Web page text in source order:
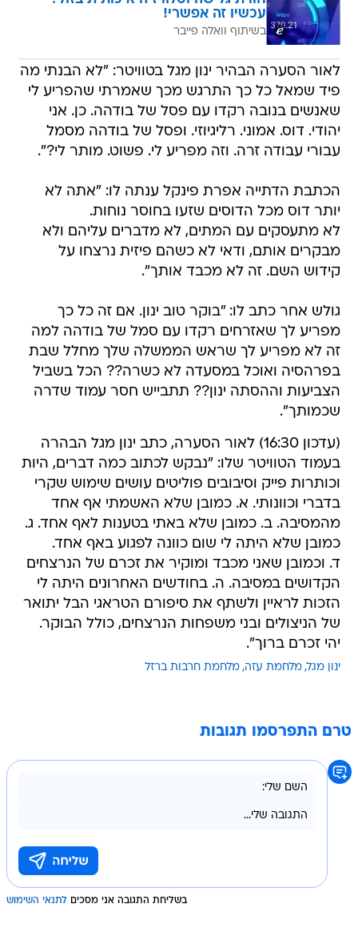
עכשיו זה אפשרי!
בשיתוף וואלה פייבר
לאור הסערה הבהיר ינון מגל בטוויטר: "לא הבנתי מה
פיד שמאל כל כך התרגש מכך שאמרתי שהפריע לי
שאנשים בנובה רקדו עם פסל של בודהה. כן. אני
יהודי. דוס. אמוני. רליגיוזי. ופסל של בודהה מסמל
עבורי עבודה זרה. וזה מפריע לי. פשוט. מותר לי?".
הכתבת הדתייה אפרת פינקל ענתה לו: "אתה לא
יותר דוס מכל הדוסים שזעו בחוסר נוחות.
לא מתעסקים עם המתים, לא מדברים עליהם ולא
מבקרים אותם, ודאי לא כשהם פיזית נרצחו על
קידוש השם. זה לא מכבד אותך".
גולש אחר כתב לו: "בוקר טוב ינון. אם זה כל כך
מפריע לך שאזרחים רקדו עם סמל של בודהה למה
זה לא מפריע לך שראש הממשלה שלך מחלל שבת
בפרהסיה ואוכל במסעדה לא כשרה?? הכל בשביל
הצביעות וההסתה ינון?? תתבייש חסר עמוד שדרה
שכמותך".
(עדכון 16:30) לאור הסערה, כתב ינון מגל הבהרה
בעמוד הטוויטר שלו: "נבקש לכתוב כמה דברים, היות
וכותרות פייק וסיבובים פוליטים עושים שימוש שקרי
בדברי וכוונותי. א. כמובן שלא האשמתי אף אחד
מהמסיבה. ב. כמובן שלא באתי בטענות לאף אחד. ג.
כמובן שלא היתה לי שום כוונה לפגוע באף אחד.
ד. וכמובן שאני מכבד ומוקיר את זכרם של הנרצחים
הקדושים במסיבה. ה. בחודשים האחרונים היתה לי
הזכות לראיין ולשתף את סיפורם הטראגי הבל יתואר
של הניצולים ובני משפחות הנרצחים, כולל הבוקר.
יהי זכרם ברוך".
ינון מגל מלחמת עזה מלחמת חרבות ברזל
טרם התפרסמו תגובות
בשליחת התגובה אני מסכים לתנאי השימוש